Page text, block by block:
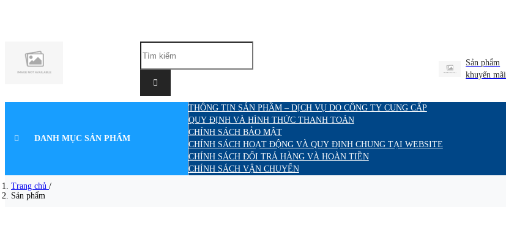
Sản phẩm
khuyến mãi
DANH MỤC SẢN PHẨM
THÔNG TIN SẢN PHẦM – DỊCH VỤ DO CÔNG TY CUNG CẤP
QUY ĐỊNH VÀ HÌNH THỨC THANH TOÁN
CHÍNH SÁCH BẢO MẬT
CHÍNH SÁCH HOẠT ĐỘNG VÀ QUY ĐỊNH CHUNG TẠI WEBSITE
CHÍNH SÁCH ĐỔI TRẢ HÀNG VÀ HOÀN TIỀN
CHÍNH SÁCH VẬN CHUYỂN
Trang chủ /
Sản phẩm